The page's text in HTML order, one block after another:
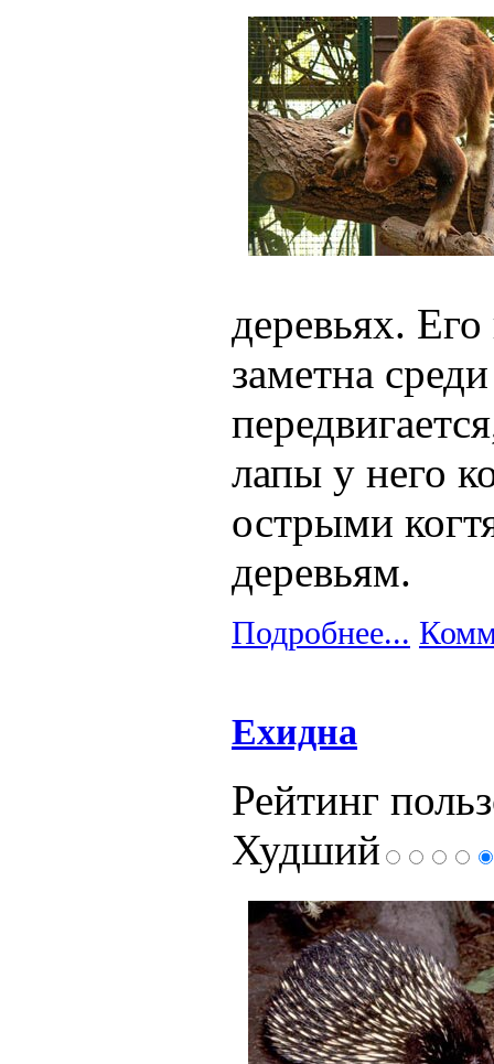
деревьях.
заметна
лапы у него
острыми
деревьям.
Подробнее...
Ехидна
Рейтинг
Худший